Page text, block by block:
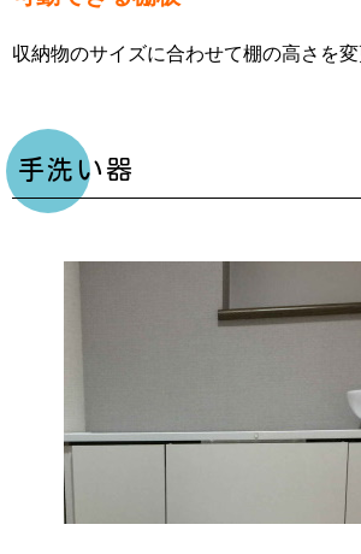
収納物のサイズに合わせて棚の高さを変
手洗い器